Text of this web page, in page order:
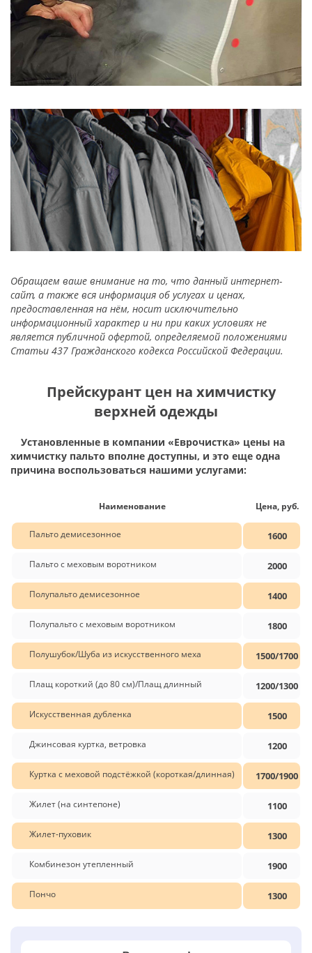
Обращаем ваше внимание на то, что данный интернет-
сайт, а также вся информация об услугах и ценах,
предоставленная на нём, носит исключительно
информационный характер и ни при каких условиях не
является публичной офертой, определяемой положениями
Статьи 437 Гражданского кодекса Российской Федерации.
Прейскурант цен на химчистку
верхней одежды
Установленные в компании «Еврочистка» цены на
химчистку пальто вполне доступны, и это еще одна
причина воспользоваться нашими услугами:
Наименование Цена, руб.
Пальто демисезонное 1600
Пальто с меховым воротником 2000
Полупальто демисезонное 1400
Полупальто с меховым воротником 1800
Полушубок/Шуба из искусственного меха 1500/1700
Плащ короткий (до 80 см)/Плащ длинный 1200/1300
Искусственная дубленка 1500
Джинсовая куртка, ветровка 1200
Куртка с меховой подстёжкой (короткая/длинная) 1700/1900
Жилет (на синтепоне) 1100
Жилет-пуховик 1300
Комбинезон утепленный 1900
Пончо 1300